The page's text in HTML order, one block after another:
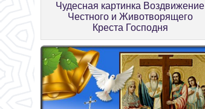
Чудесная картинка Воздвижение
Честного и Животворящего
Креста Господня